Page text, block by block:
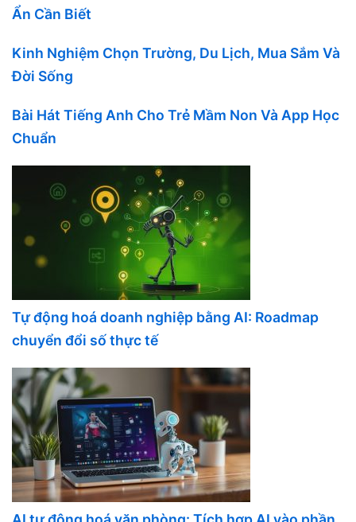
Ẩn Cần Biết
Kinh Nghiệm Chọn Trường, Du Lịch, Mua Sắm Và
Đời Sống
Bài Hát Tiếng Anh Cho Trẻ Mầm Non Và App Học
Chuẩn
Tự động hoá doanh nghiệp bằng AI: Roadmap
chuyển đổi số thực tế